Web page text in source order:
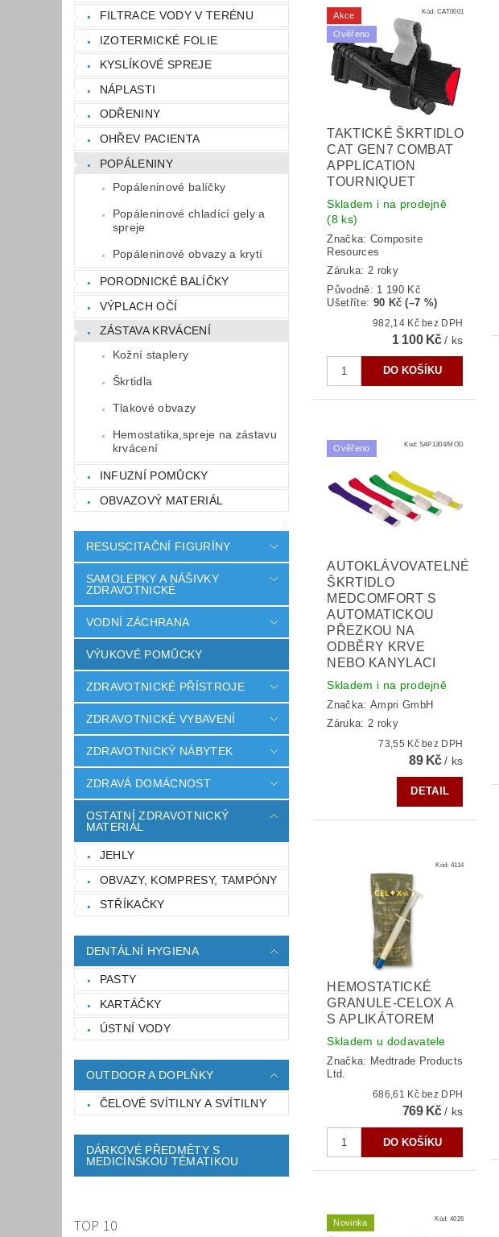
FILTRACE VODY V TERÉNU
IZOTERMICKÉ FOLIE
KYSLÍKOVÉ SPREJE
NÁPLASTI
ODŘENINY
OHŘEV PACIENTA
POPÁLENINY
Popáleninové balíčky
Popáleninové chladící gely a
spreje
Popáleninové obvazy a krytí
PORODNICKÉ BALÍČKY
VÝPLACH OČÍ
ZÁSTAVA KRVÁCENÍ
Kožní staplery
Škrtidla
Tlakové obvazy
Hemostatika,spreje na zástavu
krvácení
INFUZNÍ POMŮCKY
OBVAZOVÝ MATERIÁL
RESUSCITAČNÍ FIGURÍNY
SAMOLEPKY A NÁŠIVKY
ZDRAVOTNICKÉ
VODNÍ ZÁCHRANA
VÝUKOVÉ POMŮCKY
ZDRAVOTNICKÉ PŘÍSTROJE
ZDRAVOTNICKÉ VYBAVENÍ
ZDRAVOTNICKÝ NÁBYTEK
ZDRAVÁ DOMÁCNOST
OSTATNÍ ZDRAVOTNICKÝ
MATERIÁL
JEHLY
OBVAZY, KOMPRESY, TAMPÓNY
STŘÍKAČKY
DENTÁLNÍ HYGIENA
PASTY
KARTÁČKY
ÚSTNÍ VODY
OUTDOOR A DOPLŇKY
ČELOVÉ SVÍTILNY A SVÍTILNY
DÁRKOVÉ PŘEDMĚTY S
MEDICÍNSKOU TÉMATIKOU
TOP 10
Akce
Ověřeno
Kód:CAT0001
TAKTICKÉ ŠKRTIDLO
CAT GEN7 COMBAT
APPLICATION
TOURNIQUET
Skladem i na prodejně
(8 ks)
Značka: Composite
Resources
Záruka: 2 roky
Původně: 1 190 Kč
Ušetříte: 90 Kč (–7 %)
982,14 Kč bez DPH
1 100 Kč/ ks
Ověřeno Kód: SAP1304/MOD
AUTOKLÁVOVATELNÉ
ŠKRTIDLO
MEDCOMFORT S
AUTOMATICKOU
PŘEZKOU NA
ODBĚRY KRVE
NEBO KANYLACI
Skladem i na prodejně
Značka: Ampri GmbH
Záruka: 2 roky
73,55 Kč bez DPH
89 Kč/ ks
DETAIL
Kód:4114
HEMOSTATICKÉ
GRANULE-CELOX A
S APLIKÁTOREM
Skladem u dodavatele
Značka: Medtrade Products
Ltd.
686,61 Kč bez DPH
769 Kč/ ks
Novinka Kód:4026